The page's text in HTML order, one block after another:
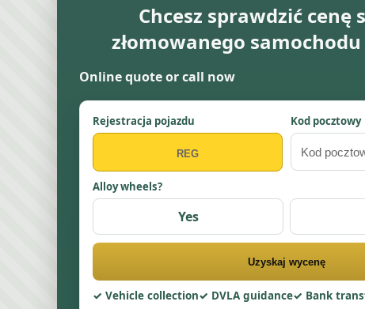
Chcesz sprawdzić cenę
złomowanego samochodu
Online quote or call now
Rejestracja pojazdu Kod pocztowy
Alloy wheels?
Yes
Uzyskaj wycenę
Vehicle collection DVLA guidance Bank